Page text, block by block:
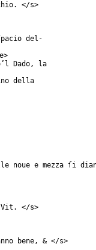
</s>
del-
>
Dado, la
della
noue e mezza ſi
Vit. </s>
bene, & </s>